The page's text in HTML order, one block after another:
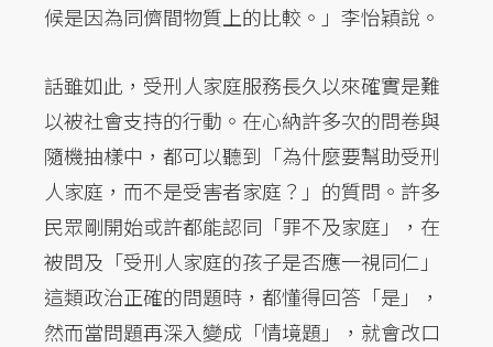
候是因為同儕間物質上的比較。」李怡穎說。
話雖如此，受刑人家庭服務長久以來確實是難
以被社會支持的行動。在心納許多次的問卷與
隨機抽樣中，都可以聽到「為什麼要幫助受刑
人家庭，而不是受害者家庭？」的質問。許多
民眾剛開始或許都能認同「罪不及家庭」，在
被問及「受刑人家庭的孩子是否應一視同仁」
這類政治正確的問題時，都懂得回答「是」，
然而當問題再深入變成「情境題」，就會改口